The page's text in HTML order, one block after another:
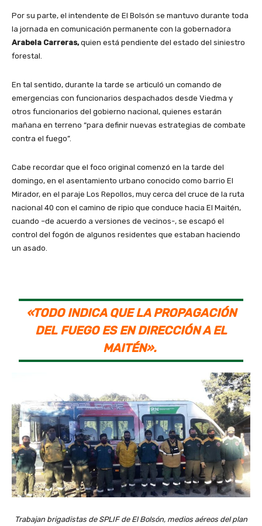
Por su parte, el intendente de El Bolsón se mantuvo durante toda
la jornada en comunicación permanente con la gobernadora
Arabela Carreras,quien está pendiente del estado del siniestro
forestal.
En tal sentido, durante la tarde se articuló un comando de
emergencias con funcionarios despachados desde Viedma y
otros funcionarios del gobierno nacional, quienes estarán
mañana en terreno “para definir nuevas estrategias de combate
contra el fuego”.
Cabe recordar que el foco original comenzó en la tarde del
domingo, en el asentamiento urbano conocido como barrio El
Mirador, en el paraje Los Repollos, muy cerca del cruce de la ruta
nacional 40 con el camino de ripio que conduce hacia El Maitén,
cuando –de acuerdo a versiones de vecinos-, se escapó el
control del fogón de algunos residentes que estaban haciendo
un asado.
«TODO INDICA QUE LA PROPAGACIÓN
DEL FUEGO ES EN DIRECCIÓN A EL
MAITÉN».
Trabajan brigadistas de SPLIF de El Bolsón, medios aéreos del plan